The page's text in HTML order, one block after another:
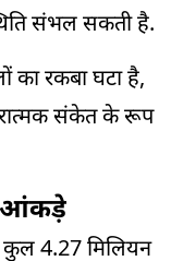
संभल सकती है.
रकबा घटा है,
संकेत के रूप
आंकड़े
4.27 मिलियन